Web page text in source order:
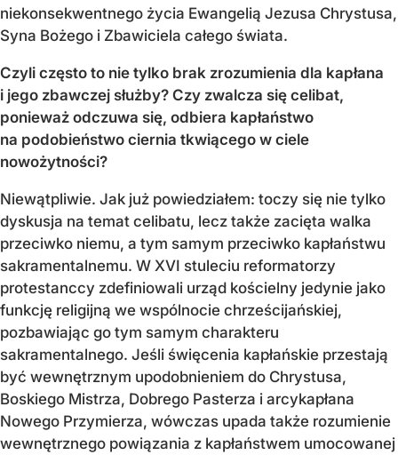
niekonsekwentnego życia Ewangelią Jezusa Chrystusa,
Syna Bożego i Zbawiciela całego świata.
Czyli często to nie tylko brak zrozumienia dla kapłana
i jego zbawczej służby? Czy zwalcza się celibat,
ponieważ odczuwa się, odbiera kapłaństwo
na podobieństwo ciernia tkwiącego w ciele
nowożytności?
Niewątpliwie. Jak już powiedziałem: toczy się nie tylko
dyskusja na temat celibatu, lecz także zacięta walka
przeciwko niemu, a tym samym przeciwko kapłaństwu
sakramentalnemu. W XVI stuleciu reformatorzy
protestanccy zdefiniowali urząd kościelny jedynie jako
funkcję religijną we wspólnocie chrześcijańskiej,
pozbawiając go tym samym charakteru
sakramentalnego. Jeśli święcenia kapłańskie przestają
być wewnętrznym upodobnieniem do Chrystusa,
Boskiego Mistrza, Dobrego Pasterza i arcykapłana
Nowego Przymierza, wówczas upada także rozumienie
wewnętrznego powiązania z kapłaństwem umocowanej